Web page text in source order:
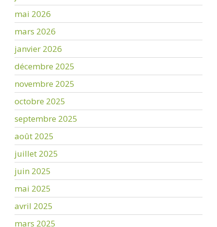
mai 2026
mars 2026
janvier 2026
décembre 2025
novembre 2025
octobre 2025
septembre 2025
août 2025
juillet 2025
juin 2025
mai 2025
avril 2025
mars 2025